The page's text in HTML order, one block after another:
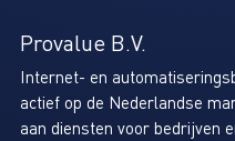
Provalue B.V.
Internet- en
actief op de Nederlandse
aan diensten voor bedrijven